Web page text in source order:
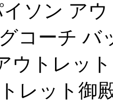
ソン ア
コーチ バ
ウトレッ
レット御